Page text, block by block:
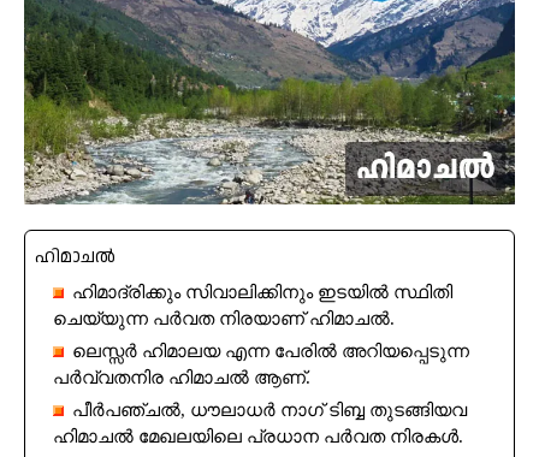
ഹിമാചൽ
ഹിമാദ്രിക്കും സിവാലിക്കിനും ഇടയിൽ സ്ഥിതി
ചെയ്യുന്ന പർവത നിരയാണ് ഹിമാചൽ.
ലെസ്സർ ഹിമാലയ എന്ന പേരിൽ അറിയപ്പെടുന്ന
പർവ്വതനിര ഹിമാചൽ ആണ്.
പീർപഞ്ചൽ, ധൗലാധർ നാഗ് ടിബ്ബ തുടങ്ങിയവ
ഹിമാചൽ മേഖലയിലെ പ്രധാന പർവത നിരകൾ.